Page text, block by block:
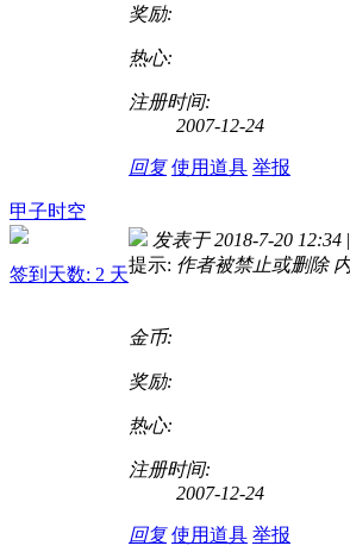
奖励:
热心:
注册时间:
2007-12-24
回复 使用道具 举报
甲子时空
签到天数: 2 天
发表于 2018-7-20 12:34 |
提示: 作者被禁止或删除
金币:
奖励:
热心:
注册时间:
2007-12-24
回复 使用道具 举报